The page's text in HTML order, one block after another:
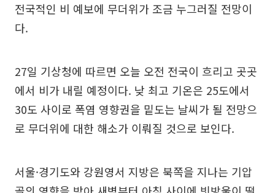
전국적인 비 예보에 무더위가 조금 누그러질 전망이
다.
27일 기상청에 따르면 오늘 오전 전국이 흐리고 곳곳
에서 비가 내릴 예정이다. 낮 최고 기온은 25도에서
30도 사이로 폭염 영향권을 밑도는 날씨가 될 전망으
로 무더위에 대한 해소가 이뤄질 것으로 보인다.
서울·경기도와 강원영서 지방은 북쪽을 지나는 기압